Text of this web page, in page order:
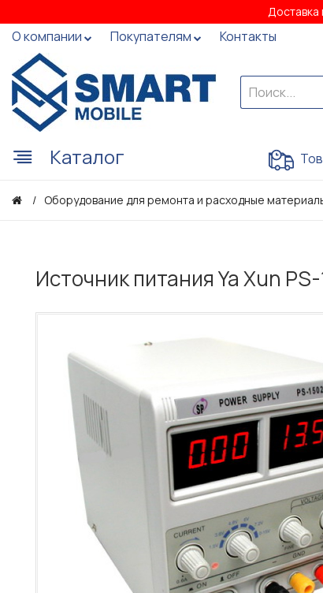
Доставка
О компании Покупателям Контакты
Каталог
Оборудование для ремонта и расходные
Источник питания Ya Xun